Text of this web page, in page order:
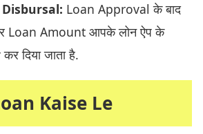
Loan Approval के बाद
Loan Amount आपके लोन ऐप के
दिया जाता है.
Kaise Le